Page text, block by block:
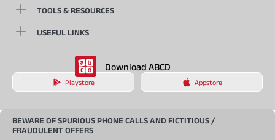
TOOLS & RESOURCES
USEFUL LINKS
Download ABCD
Playstore Appstore
BEWARE OF SPURIOUS PHONE CALLS AND FICTITIOUS /
FRAUDULENT OFFERS